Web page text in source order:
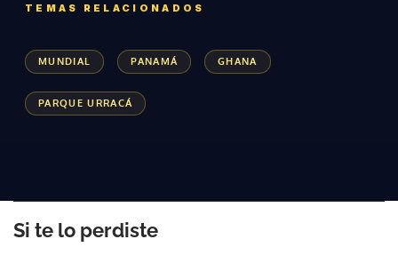
Gracias por suscribirte a nuestro boletín.
TEMAS RELACIONADOS
MUNDIAL PANAMÁ GHANA
PARQUE URRACÁ
Si te lo perdiste